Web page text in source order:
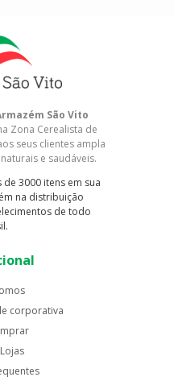
São Vito
Zona Cerealista de
seus clientes ampla
e saudáveis.
3000 itens em sua
na distribuição
de todo
corporativa